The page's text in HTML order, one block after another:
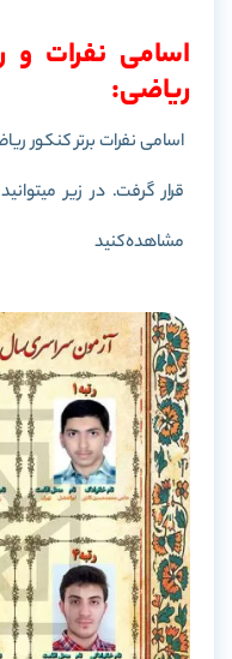
ریاضی:
قرار گرفت. در زیر میتوانید
مشاهده کنید